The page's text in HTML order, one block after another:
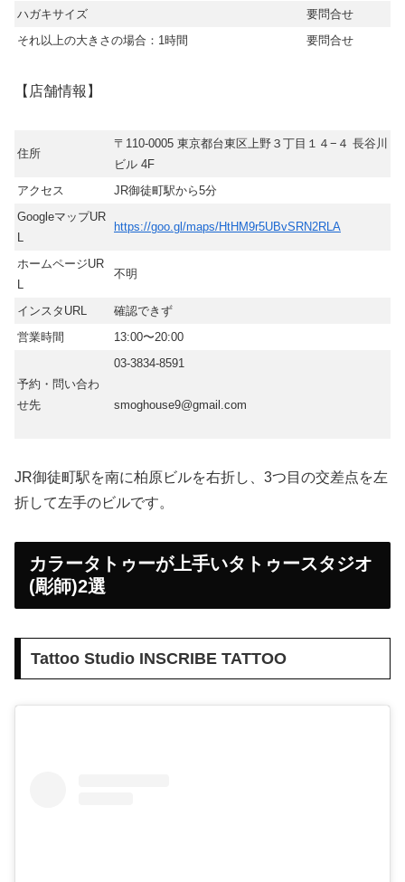
ハガキサイズ
要問合せ
それ以上の大きさの場合：1時間
要問合せ
【店舗情報】
住所
〒110-0005 東京都台東区上野３丁目１４−４ 長谷川
ビル 4F
アクセス
JR御徒町駅から5分
GoogleマップUR
L
https://goo.gl/maps/HtHM9r5UBvSRN2RLA
ホームページUR
L
不明
インスタURL
確認できず
営業時間
13:00〜20:00
予約・問い合わ
せ先
03-3834-8591
smoghouse9@gmail.com
JR御徒町駅を南に柏原ビルを右折し、3つ目の交差点を左
折して左手のビルです。
カラータトゥーが上手いタトゥースタジオ
(彫師)2選
Tattoo Studio INSCRIBE TATTOO